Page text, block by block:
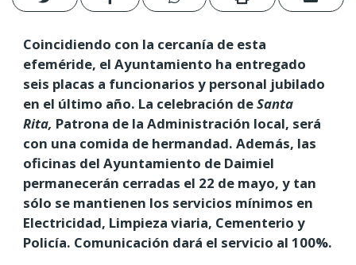
Coincidiendo con la cercanía de esta
efeméride, el Ayuntamiento ha entregado
seis placas a funcionarios y personal jubilado
en el último año. La celebración deSanta
Rita, Patrona de la Administración local, será
con una comida de hermandad. Además, las
oficinas del Ayuntamiento de Daimiel
permanecerán cerradas el 22 de mayo, y tan
sólo se mantienen los servicios mínimos en
Electricidad, Limpieza viaria, Cementerio y
Policía. Comunicación dará el servicio al 100%.